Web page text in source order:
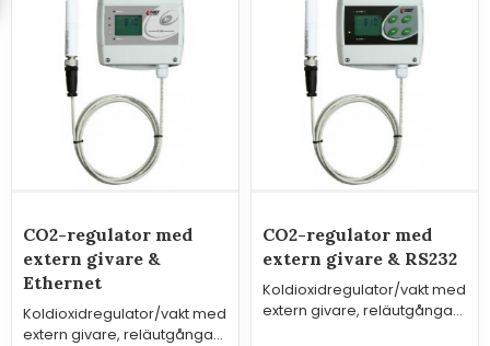
CO2-regulator med
extern givare &
Ethernet
Koldioxidregulator/vakt med
extern givare, reläutgångar,
CO2-regulator med
extern givare & RS232
Koldioxidregulator/vakt med
extern givare, reläutgångar,